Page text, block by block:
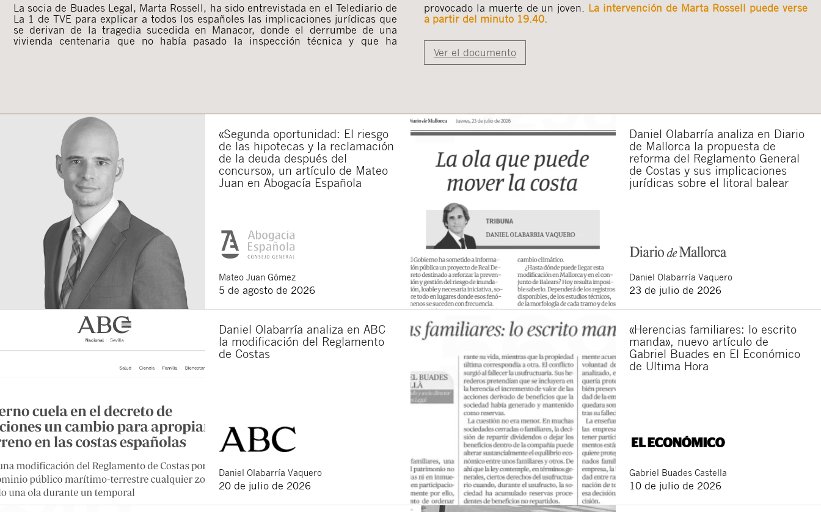
La socia de Buades Legal, Marta Rossell, ha sido entrevistada en el Telediario de
La 1 de TVE para explicar a todos los españoles las implicaciones jurídicas que
se derivan de la tragedia sucedida en Manacor, donde el derrumbe de una
vivienda centenaria que no había pasado la inspección técnica y que ha
provocado la muerte de un joven. La intervención de Marta Rossell puede verse
a partir del minuto 19.40.
Ver el documento
«Segunda oportunidad: El riesgo
de las hipotecas y la reclamación
de la deuda después del
concurso», un artículo de Mateo
Juan en Abogacía Española
Mateo Juan Gómez
5 de agosto de 2026
Daniel Olabarría analiza en Diario
de Mallorca la propuesta de
reforma del Reglamento General
de Costas y sus implicaciones
jurídicas sobre el litoral balear
Daniel Olabarría Vaquero
23 de julio de 2026
Daniel Olabarría analiza en ABC
la modificación del Reglamento
de Costas
Daniel Olabarría Vaquero
20 de julio de 2026
«Herencias familiares: lo escrito
manda», nuevo artículo de
Gabriel Buades en El Económico
de Ultima Hora
Gabriel Buades Castella
10 de julio de 2026